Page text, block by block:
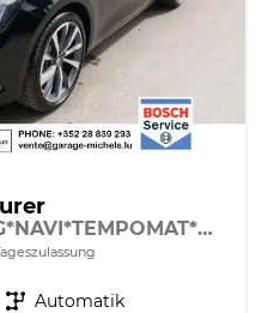
FR 2.0 TDI Kombi DSG*NAVI*TEMPOMAT*KAMERA*KEYLESS-GO*VIRTUAL COCKPIT*
Getriebe Automatik